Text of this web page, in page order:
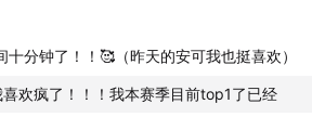
分钟了！！🥰（昨天的安可我也挺喜欢）
欢疯了！！！我本赛季目前top1了已经